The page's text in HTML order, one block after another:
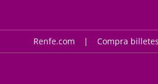
Renfe.com Compra billetes